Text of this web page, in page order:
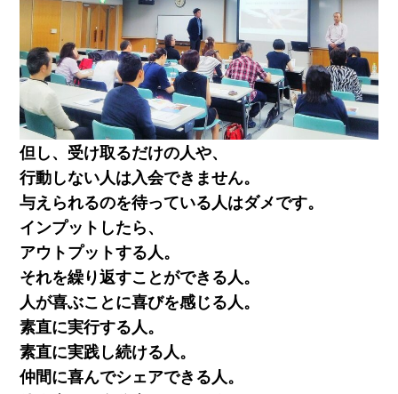
但し、受け取るだけの人や、
行動しない人は入会できません。
与えられるのを待っている人はダメです。
インプットしたら、
アウトプットする人。
それを繰り返すことができる人。
人が喜ぶことに喜びを感じる人。
素直に実行する人。
素直に実践し続ける人。
仲間に喜んでシェアできる人。